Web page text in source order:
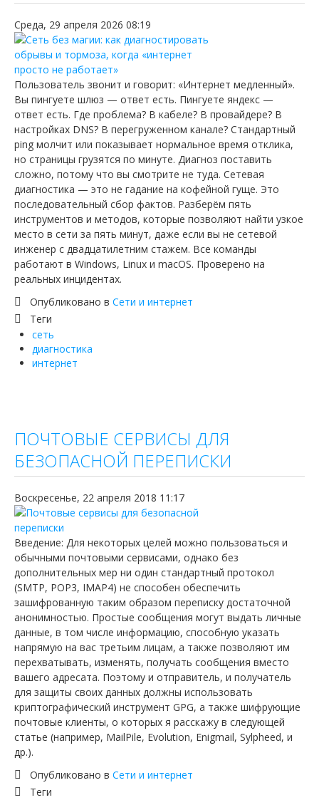
Среда, 29 апреля 2026 08:19
Пользователь звонит и говорит: «Интернет медленный».
Вы пингуете шлюз — ответ есть. Пингуете яндекс —
ответ есть. Где проблема? В кабеле? В провайдере? В
настройках DNS? В перегруженном канале? Стандартный
ping молчит или показывает нормальное время отклика,
но страницы грузятся по минуте. Диагноз поставить
сложно, потому что вы смотрите не туда. Сетевая
диагностика — это не гадание на кофейной гуще. Это
последовательный сбор фактов. Разберём пять
инструментов и методов, которые позволяют найти узкое
место в сети за пять минут, даже если вы не сетевой
инженер с двадцатилетним стажем. Все команды
работают в Windows, Linux и macOS. Проверено на
реальных инцидентах.
Опубликовано в Сети и интернет
Теги
сеть
диагностика
интернет
ПОЧТОВЫЕ СЕРВИСЫ ДЛЯ
БЕЗОПАСНОЙ ПЕРЕПИСКИ
Воскресенье, 22 апреля 2018 11:17
Введение: Для некоторых целей можно пользоваться и
обычными почтовыми сервисами, однако без
дополнительных мер ни один стандартный протокол
(SMTP, POP3, IMAP4) не способен обеспечить
зашифрованную таким образом переписку достаточной
анонимностью. Простые сообщения могут выдать личные
данные, в том числе информацию, способную указать
напрямую на вас третьим лицам, а также позволяют им
перехватывать, изменять, получать сообщения вместо
вашего адресата. Поэтому и отправитель, и получатель
для защиты своих данных должны использовать
криптографический инструмент GPG, а также шифрующие
почтовые клиенты, о которых я расскажу в следующей
статье (например, MailPile, Evolution, Enigmail, Sylpheed, и
др.).
Опубликовано в Сети и интернет
Теги